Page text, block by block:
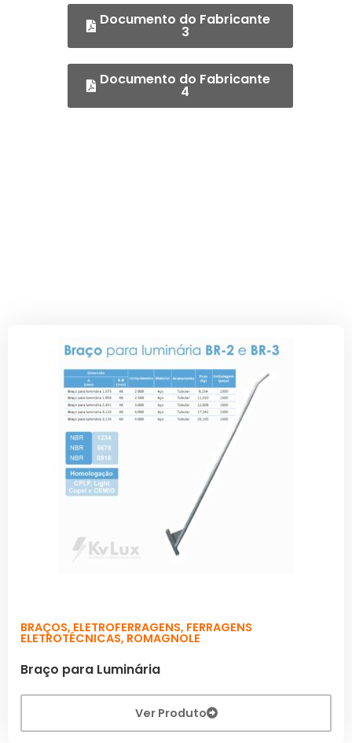
Documento do Fabricante
3
Documento do Fabricante
4
BRAÇOS,ELETROFERRAGENS, FERRAGENS
ELETROTÉCNICAS, ROMAGNOLE
Braço para Luminária
Ver Produto